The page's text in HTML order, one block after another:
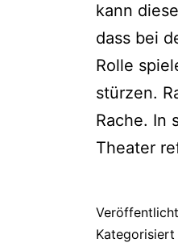
kann
dass bei
Rolle
stürzen.
Rache. In
Theater
Kategorisiert